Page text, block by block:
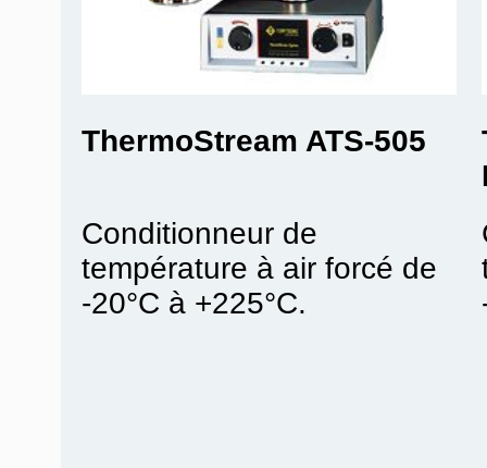
ThermoStream ATS-505
Conditionneur de
température à air forcé de
-20°C à +225°C.